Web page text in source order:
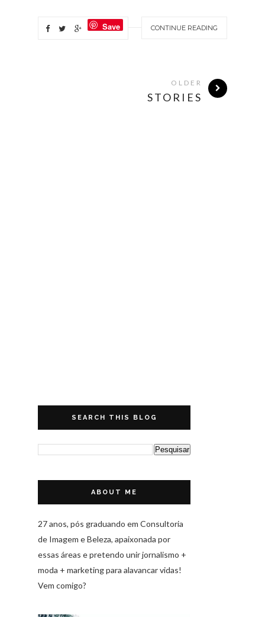
CONTINUE READING
Save
OLDER
STORIES
SEARCH THIS BLOG
ABOUT ME
27 anos, pós graduando em Consultoria
de Imagem e Beleza, apaixonada por
essas áreas e pretendo unir jornalismo +
moda + marketing para alavancar vidas!
Vem comigo?